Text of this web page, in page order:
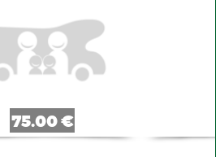
75.00 €